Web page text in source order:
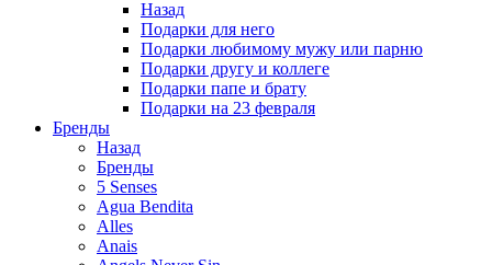
Назад
Подарки для него
Подарки любимому мужу или парню
Подарки другу и коллеге
Подарки папе и брату
Подарки на 23 февраля
Бренды
Назад
Бренды
5 Senses
Agua Bendita
Alles
Anais